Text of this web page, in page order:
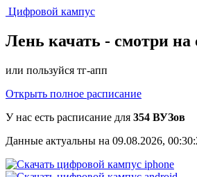
Цифровой кампус
Лень качать - смотри на
или пользуйся тг-апп
Открыть полное расписание
У нас есть расписание для 354 ВУЗов
Данные актуальны на 09.08.2026,